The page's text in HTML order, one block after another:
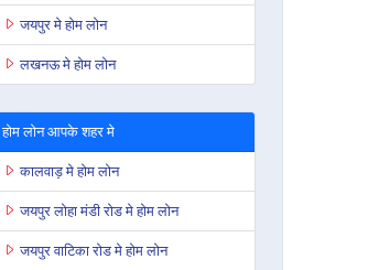
जयपुर मे होम लोन
लखनऊ मे होम लोन
होम लोन आपके शहर मे
कालवाड़ मे होम लोन
जयपुर लोहा मंडी रोड मे होम लोन
जयपुर वाटिका रोड मे होम लोन